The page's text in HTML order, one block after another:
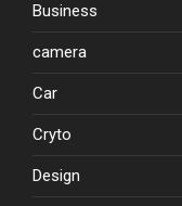
Business
camera
Car
Cryto
Design